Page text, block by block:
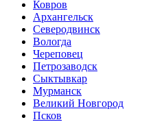
Ковров
Архангельск
Северодвинск
Вологда
Череповец
Петрозаводск
Сыктывкар
Мурманск
Великий Новгород
Псков